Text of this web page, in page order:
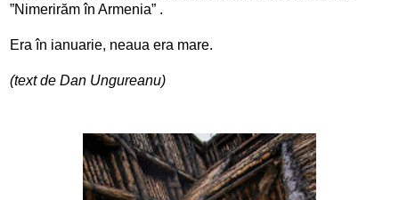
”Nimerirăm în Armenia” .
Era în ianuarie, neaua era mare.
(text de Dan Ungureanu)